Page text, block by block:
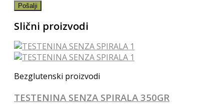
Slični proizvodi
Bezglutenski proizvodi
TESTENINA SENZA SPIRALA 350GR